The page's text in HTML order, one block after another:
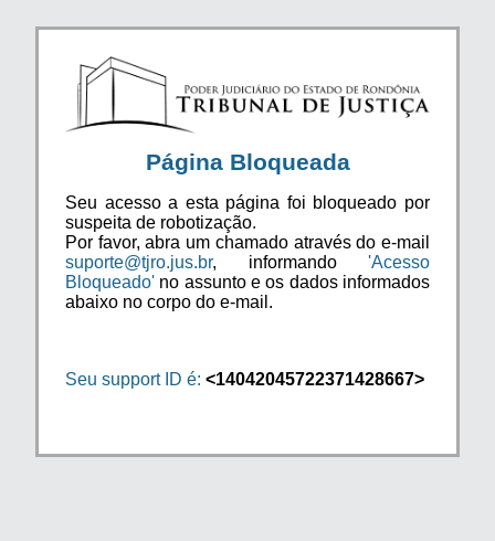
Página Bloqueada
Seu acesso a esta página foi bloqueado por
suspeita de robotização.
Por favor, abra um chamado através do e-mail
suporte@tjro.jus.br, informando 'Acesso
Bloqueado' no assunto e os dados informados
abaixo no corpo do e-mail.
Seu support ID é: <14042045722371428667>